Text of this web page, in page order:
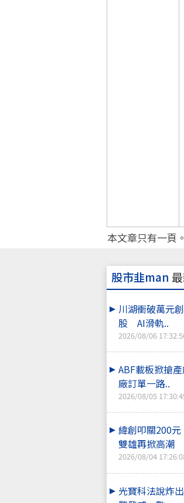
本文章只有一頁。
股市韭man
川湖衝破萬元
股 AI滑軌..
2026/08/06
ABF載板掀搶
廠訂單一路..
2026/08/05
緯創叩關200
雙雄再掀高潮
2026/08/04
光寶科法說炸